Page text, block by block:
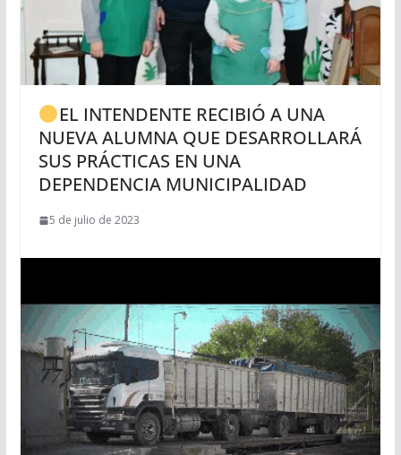
EL INTENDENTE RECIBIÓ A UNA
NUEVA ALUMNA QUE DESARROLLARÁ
SUS PRÁCTICAS EN UNA
DEPENDENCIA MUNICIPALIDAD
5 de julio de 2023